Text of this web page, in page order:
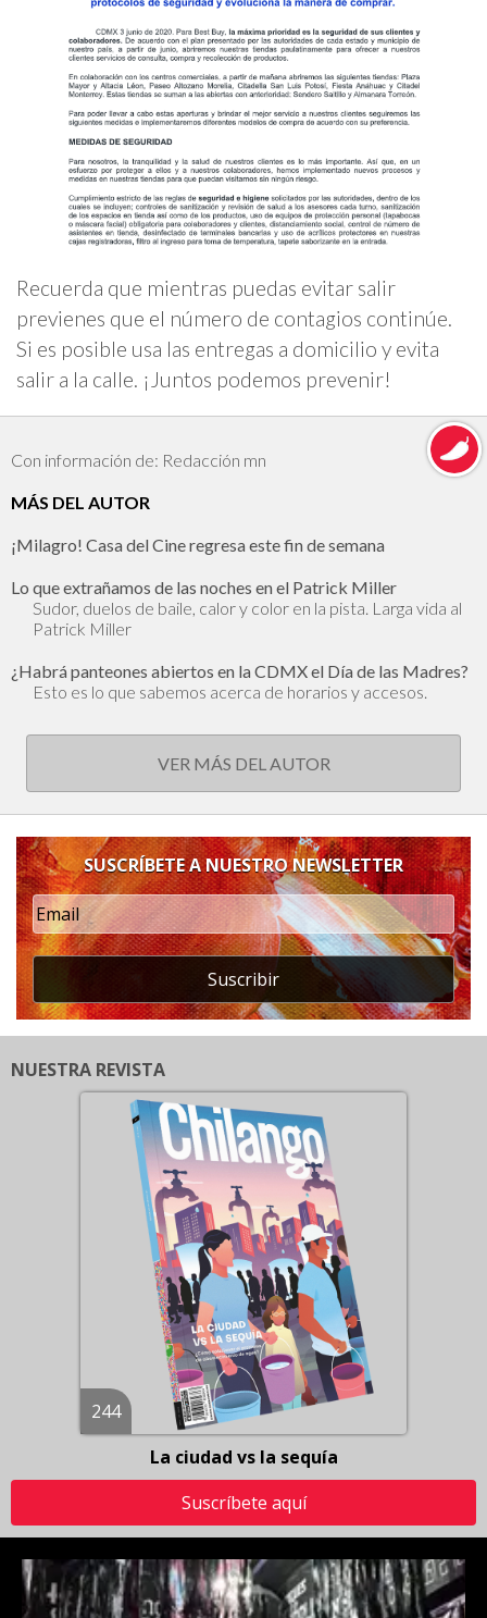
Recuerda que mientras puedas evitar salir
previenes que el número de contagios continúe.
Si es posible usa las entregas a domicilio y evita
salir a la calle. ¡Juntos podemos prevenir!
Con información de: Redacción mn
MÁS DEL AUTOR
¡Milagro! Casa del Cine regresa este fin de semana
Lo que extrañamos de las noches en el Patrick Miller
Sudor, duelos de baile, calor y color en la pista. Larga vida al
Patrick Miller
¿Habrá panteones abiertos en la CDMX el Día de las Madres?
Esto es lo que sabemos acerca de horarios y accesos.
VER MÁS DEL AUTOR
SUSCRÍBETE A NUESTRO NEWSLETTER
Suscribir
NUESTRA REVISTA
244
La ciudad vs la sequía
Suscríbete aquí